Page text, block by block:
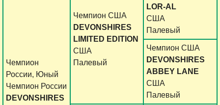
Чемпион
России, Юный
Чемпион России
DEVONSHIRES
Чемпион США
DEVONSHIRES
LIMITED EDITION
США
Палевый
LOR-AL
США
Палевый
Чемпион США
DEVONSHIRES
ABBEY LANE
США
Палевый